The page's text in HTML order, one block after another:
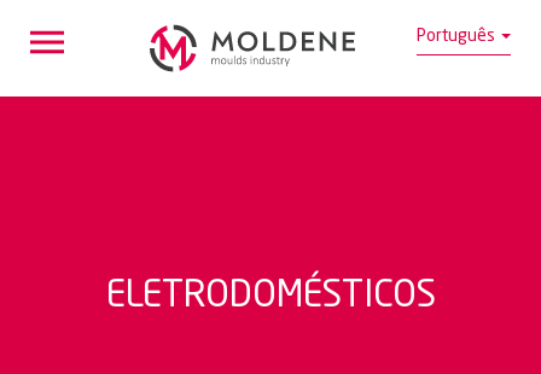
Português
ELETRODOMÉSTICOS